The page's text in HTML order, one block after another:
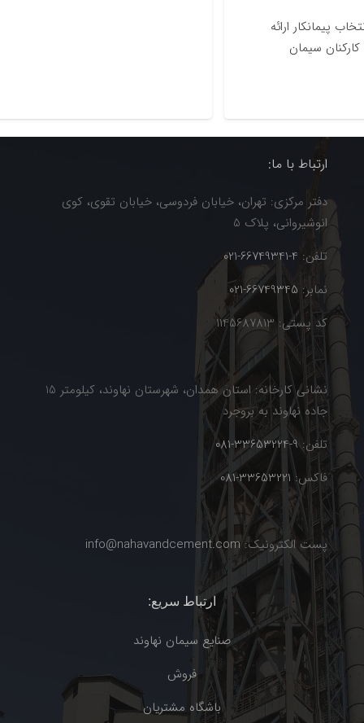
ارائه
سیمان
ارتباط با ما:
دفتر مرکزی: تهران، خیابان فردوسی، خیابان تقوی، کوی
انوشیروانی، پلاک 5
تلفن: 4-66749341-021
نمابر: 66749345-021
کد پستی: 1145687813
نشانی کارخانه: استان همدان، شهرستان نهاوند، کیلومتر 15
جاده نهاوند به بروجرد
تلفن:9-33653224-081
فاکس: 33653221-081
پست الکترونیک: info@nahavandcement.com
ارتباط سریع:
صنایع سیمان نهاوند
فروش
باشگاه مشتریان